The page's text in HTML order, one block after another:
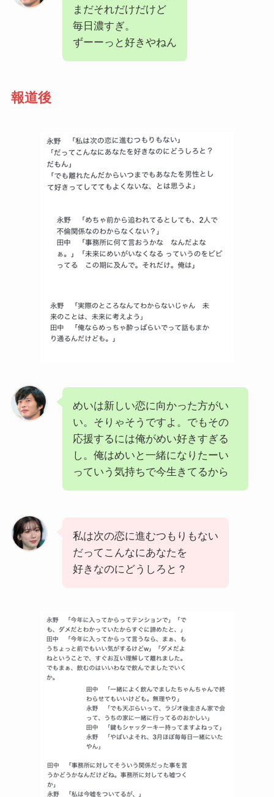
まだそれだけだけど
毎日濃すぎ。
ずーーっと好きやねん
報道後
めいは新しい恋に向かった方がい
い。そりゃそうですよ。でもその
応援するには俺がめい好きすぎる
し。俺はめいと一緒になりたーい
っていう気持ちで今生きてるから
私は次の恋に進むつもりもない
だってこんなにあなたを
好きなのにどうしろと？